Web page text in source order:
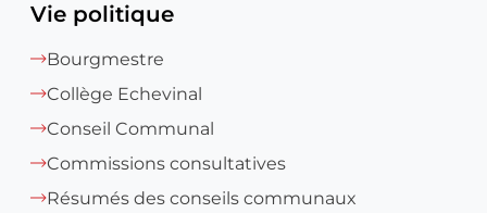
Vie politique
Bourgmestre
Collège Echevinal
Conseil Communal
Commissions consultatives
Résumés des conseils communaux